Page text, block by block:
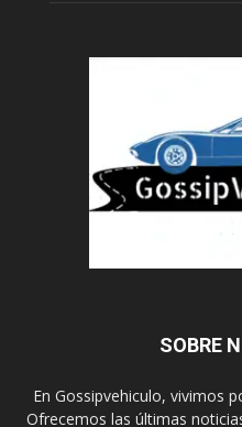
SOBRE
En Gossipvehiculo, vivimos
Ofrecemos las últimas